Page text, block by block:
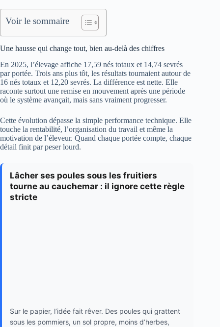
Voir le sommaire
Une hausse qui change tout, bien au-delà des chiffres
En 2025, l’élevage affiche 17,59 nés totaux et 14,74 sevrés
par portée. Trois ans plus tôt, les résultats tournaient autour de
16 nés totaux et 12,20 sevrés. La différence est nette. Elle
raconte surtout une remise en mouvement après une période
où le système avançait, mais sans vraiment progresser.
Cette évolution dépasse la simple performance technique. Elle
touche la rentabilité, l’organisation du travail et même la
motivation de l’éleveur. Quand chaque portée compte, chaque
détail finit par peser lourd.
Lâcher ses poules sous les fruitiers
tourne au cauchemar : il ignore cette règle
stricte
Sur le papier, l’idée fait rêver. Des poules qui grattent
sous les pommiers, un sol propre, moins d’herbes,